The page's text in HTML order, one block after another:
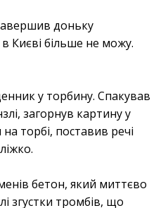
доньку
Києві більше не можу.
у торбину. Спакував
загорнув картину у
торбі, поставив речі
бетон, який миттєво
згустки тромбів, що